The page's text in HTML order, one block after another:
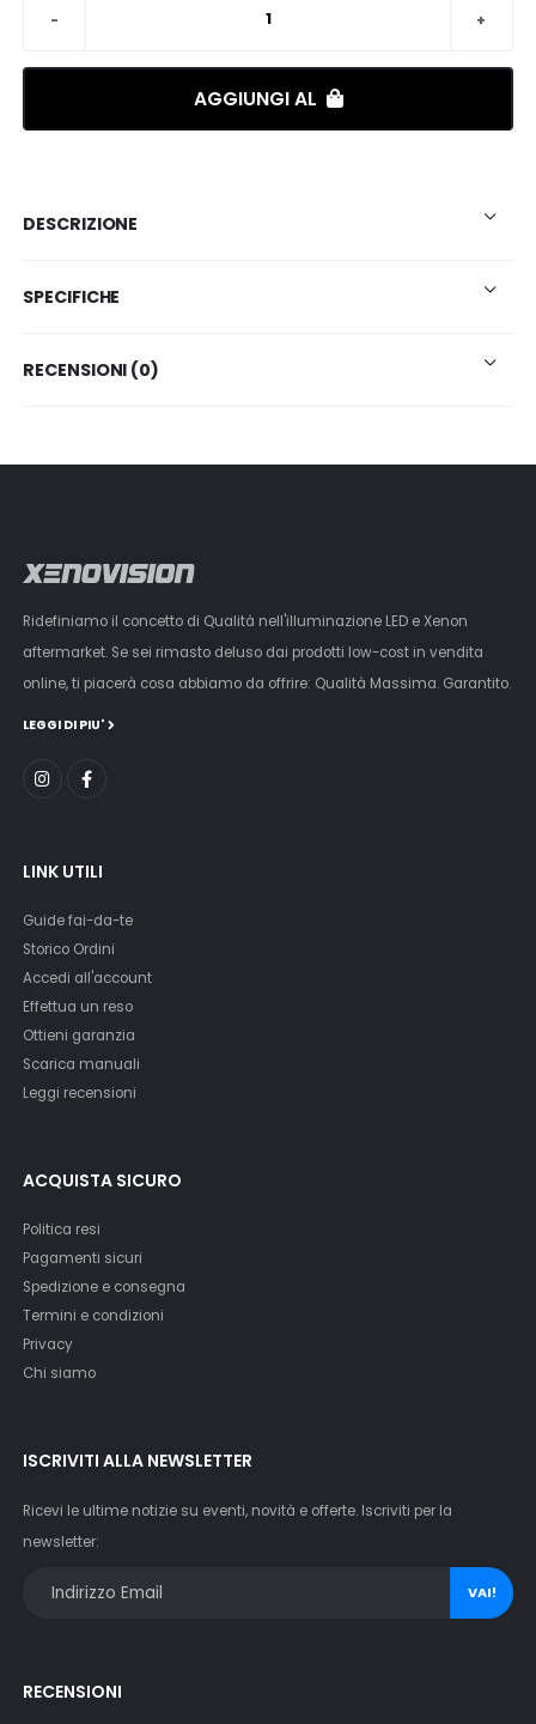
AGGIUNGI AL
DESCRIZIONE
SPECIFICHE
RECENSIONI (0)
Ridefiniamo il concetto di Qualità nell'illuminazione LED e Xenon
aftermarket. Se sei rimasto deluso dai prodotti low-cost in vendita
online, ti piacerà cosa abbiamo da offrire: Qualità Massima. Garantito.
LEGGI DI PIU'
LINK UTILI
Guide fai-da-te
Storico Ordini
Accedi all'account
Effettua un reso
Ottieni garanzia
Scarica manuali
Leggi recensioni
ACQUISTA SICURO
Politica resi
Pagamenti sicuri
Spedizione e consegna
Termini e condizioni
Privacy
Chi siamo
ISCRIVITI ALLA NEWSLETTER
Ricevi le ultime notizie su eventi, novità e offerte. Iscriviti per la
newsletter:
VAI!
RECENSIONI